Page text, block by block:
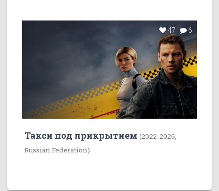
47 6
Такси под прикрытием (2022-2026,
Russian Federation)